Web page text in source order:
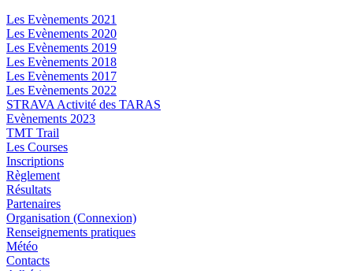
Les Evènements 2021
Les Evènements 2020
Les Evènements 2019
Les Evènements 2018
Les Evènements 2017
Les Evènements 2022
STRAVA Activité des TARAS
Evènements 2023
TMT Trail
Les Courses
Inscriptions
Règlement
Résultats
Partenaires
Organisation (Connexion)
Renseignements pratiques
Météo
Contacts